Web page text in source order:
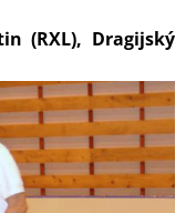
(RXL), Dragijský